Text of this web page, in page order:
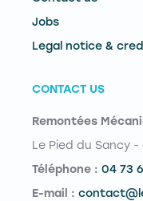
Jobs
Legal notice &
CONTACT US
Remontées
Le Pied du Sancy
Téléphone : 04 73
E-mail :